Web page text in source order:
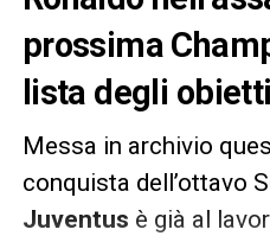
prossima
lista degli
Messa in archivio
conquista dell’ottavo
Juventus è già al